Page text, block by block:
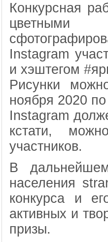
Конкурсная
цветными
Instagram
и хэштегом
Рисунки
ноября 2020
Instagram
кстати,
участников.
В
населения
конкурса и
активных и
призы.